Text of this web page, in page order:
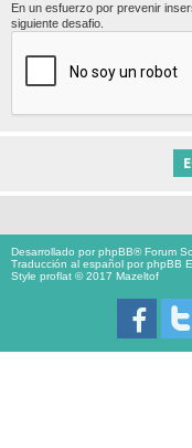
En un esfuerzo por prevenir
siguiente desafio.
Desarrollado porphpBB® Forum
Traducción al español porphpBB
Style proflat © 2017 Mazeltof